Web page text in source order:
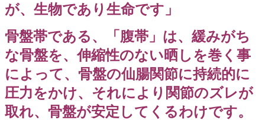
が、生物であり生命です」
骨盤帯である、「腹帯」は、緩みがち
な骨盤を、伸縮性のない晒しを巻く事
によって、骨盤の仙腸関節に持続的に
圧力をかけ、それにより関節のズレが
取れ、骨盤が安定してくるわけです。